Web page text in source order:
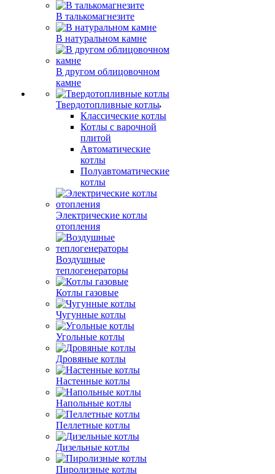
В талькомагнезите
В натуральном камне
В другом облицовочном
камне
Твердотопливные котлы
Классические котлы
Котлы с варочной
плитой
Автоматические
котлы
Полуавтоматические
котлы
Электрические котлы
отопления
Воздушные
теплогенераторы
Котлы газовые
Чугунные котлы
Угольные котлы
Дровяные котлы
Настенные котлы
Напольные котлы
Пеллетные котлы
Дизельные котлы
Пиролизные котлы